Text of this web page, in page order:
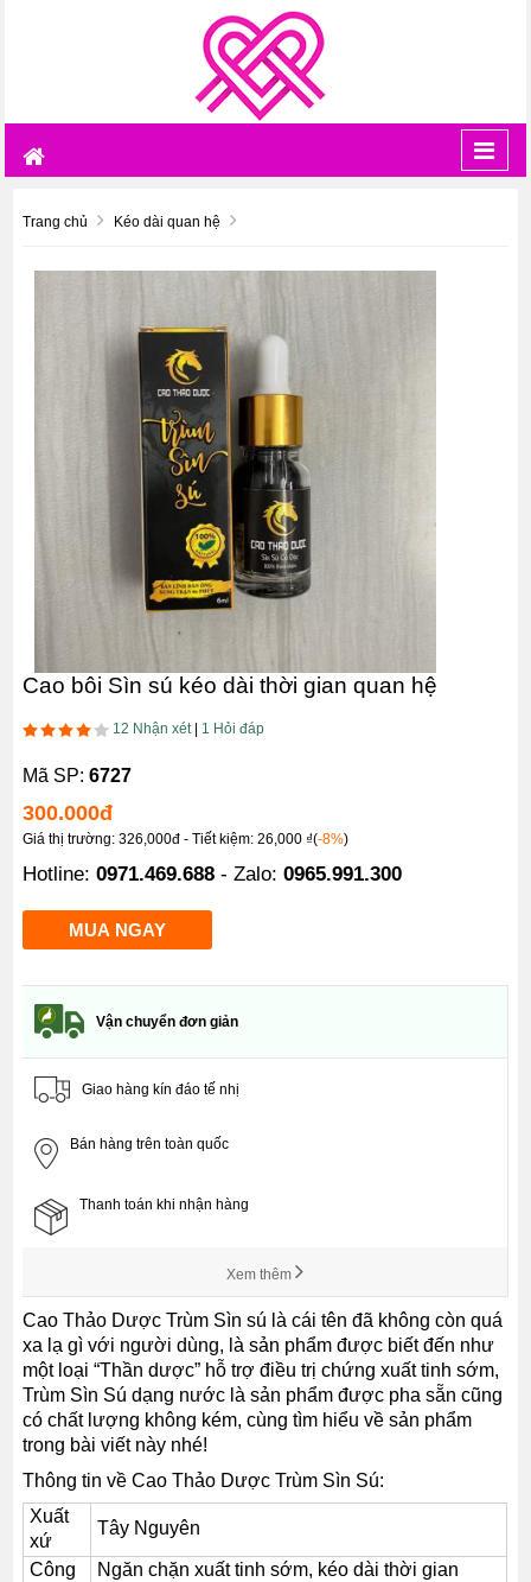
Trang chủ Kéo dài quan hệ
Cao bôi Sìn sú kéo dài thời gian quan hệ
12 Nhận xét 1 Hỏi đáp
Mã SP:6727
300.000đ
Giá thị trường: 326,000đ - Tiết kiệm: 26,000 ₫(-8%)
Hotline:0971.469.688 - Zalo:0965.991.300
Vận chuyển đơn giản
Giao hàng kín đáo tế nhị
Bán hàng trên toàn quốc
Thanh toán khi nhận hàng
Xem thêm
Cao Thảo Dược Trùm Sìn sú là cái tên đã không còn quá
xa lạ gì với người dùng, là sản phẩm được biết đến như
một loại “Thần dược” hỗ trợ điều trị chứng xuất tinh sớm,
Trùm Sìn Sú dạng nước là sản phẩm được pha sẵn cũng
có chất lượng không kém, cùng tìm hiểu về sản phẩm
trong bài viết này nhé!
Thông tin về Cao Thảo Dược Trùm Sìn Sú:
Xuất
xứ
Tây Nguyên
Công
Ngăn chặn xuất tinh sớm, kéo dài thời gian